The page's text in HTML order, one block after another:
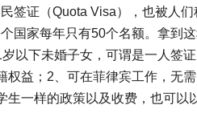
签证（Quota Visa），也被人
国家每年只有50个名额。拿到
以下未婚子女，可谓是一人签证
权益；2、可在菲律宾工作，无
生一样的政策以及收费，也可以